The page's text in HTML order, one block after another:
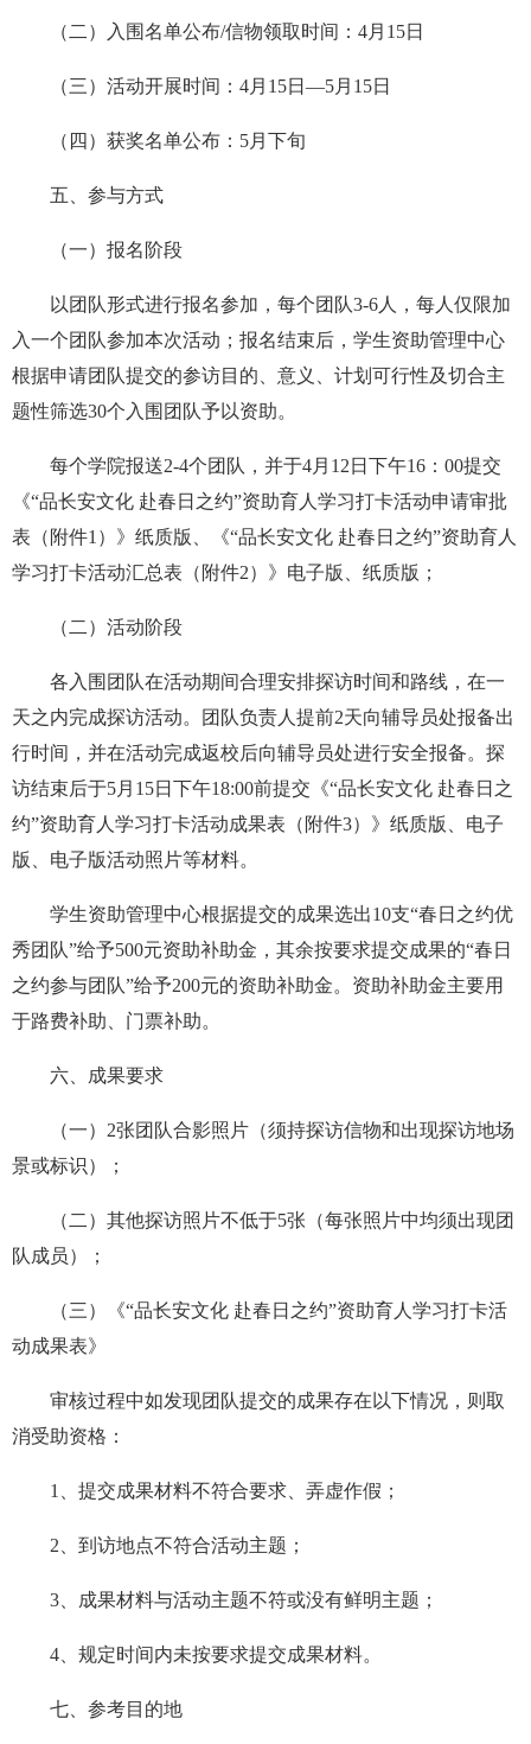
（二） 入围名单公布/信物领取时间 ： 4月 15日
（三） 活动开展时间： 4月 15日 —5月 15日
（四） 获奖名单公布： 5月下旬
五、参与方式
（一）报名阶段
以团队形式进行报名参加， 每个团队3-6人，每人仅限加
入一个团队参加本次活动；报名结束后， 学生资助管理中心
根据申请团队提交的参访目的
意义、计划可行性及切合主
题性筛选30个 入围 团队予以资助。
每个学院报送2-4个团队，并于4月12日下午16：00提交
《“品长安文化 赴春日之约”资助育人 学习打卡活动申请审批
表（附件1 ）》纸质版、《“品长安文化 赴春日之约”资助育人
学习打卡活动汇总表（附件2）》电子版、纸质版；
（二）活动阶段
各入围团队在活动期间合理安排探访时间和路线， 在一
天之内完成探访活动。
团队负责人提前2天向辅导员处报备出
行时间，并在活动完成返校后向辅导员处进行安全报备。探
访结束后于5月 15日 下午18:00前提交 《“品长安文化 赴春日之
约”资助育人 学习打卡活动成果表（附件3） 》纸质版、电子
版、电子版活动照片等材料。
学生资助管理中心根据提交的成果选出10支“春日之约优
秀团队”给予500元资助补助金 ， 其余按要求提交成果的“春日
之约参与团队”给予200元的资助补助金。 资助补助金主要用
于路费补助、门票补助。
六、成果要求
（一）2张团队合影照片（须持探访信物和出现探访地场
景或标识）；
（二） 其他探访照片不低于5张（每张照片中均须出现团
队成员）；
（三） 《“品长安文化 赴春日之约”资助育人 学习打卡活
动成果表》
审核过程中如发现团队提交的成果存在以下情况，则取
消受助资格：
1、提交成果材料不符合要求、 弄虚作假；
2、 到访地点不符合活动主题；
3、成果材料与活动主题不符或没有鲜明主题；
4、 规定时间内未按要求提交成果材料。
七、参考目的地